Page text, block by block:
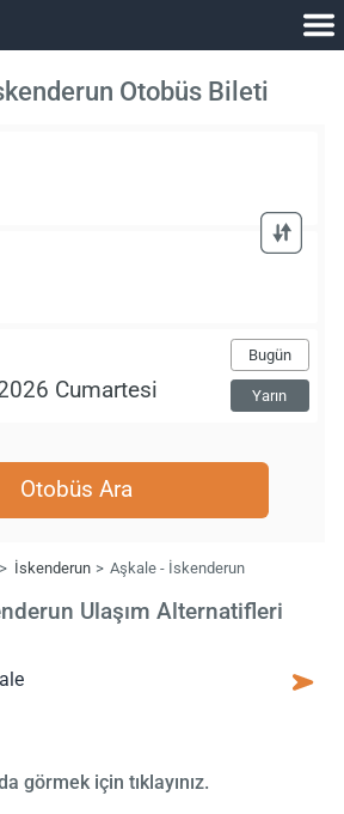
Otobüs Bileti
Bugün
Yarın
Otobüs Ara
İskenderun Aşkale - İskenderun
Ulaşım Alternatifleri
görmek için tıklayınız.